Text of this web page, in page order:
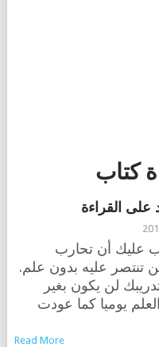
كتاب
على القراءة
عليك أن تحارب
تنتصر عليه بدون علم.
لن يكون بغير
يوميا كما عودت
Read More